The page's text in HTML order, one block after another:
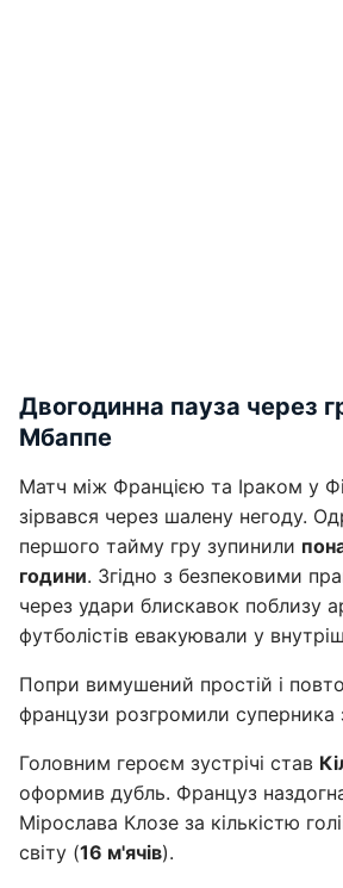
Двогодинна пауза через
Мбаппе
Матч між Францією та Іраком у
зірвався через шалену негоду.
першого тайму гру зупинили
години. Згідно з безпековими
через удари блискавок поблизу
футболістів евакуювали у
Попри вимушений простій і
французи розгромили суперника
Головним героєм зустрічі став
оформив дубль. Француз
Мірослава Клозе за кількістю
світу (16 м'ячів).